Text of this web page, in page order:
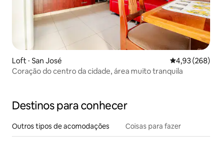
Loft ⋅ San José 4,93 de uma
4,93 (268)
Coração do centro da cidade, área muito tranquila
Destinos para conhecer
Outros tipos de acomodações Coisas para fazer